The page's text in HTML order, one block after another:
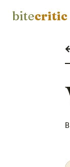
bitecritic